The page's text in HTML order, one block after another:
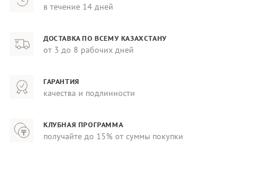
в течение 14 дней
ДОСТАВКА ПО ВСЕМУ КАЗАХСТАНУ
от 3 до 8 рабочих дней
ГАРАНТИЯ
качества и подлинности
КЛУБНАЯ ПРОГРАММА
получайте до 15% от суммы покупки